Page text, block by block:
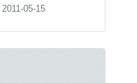
2011-05-15